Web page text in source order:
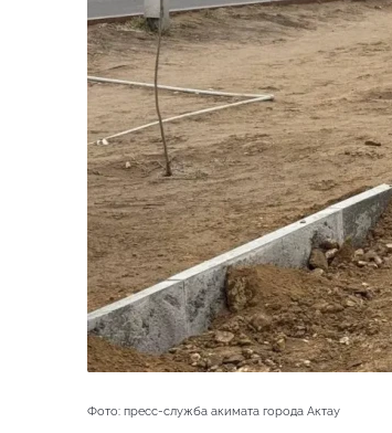
Фото: пресс-служба акимата города Актау